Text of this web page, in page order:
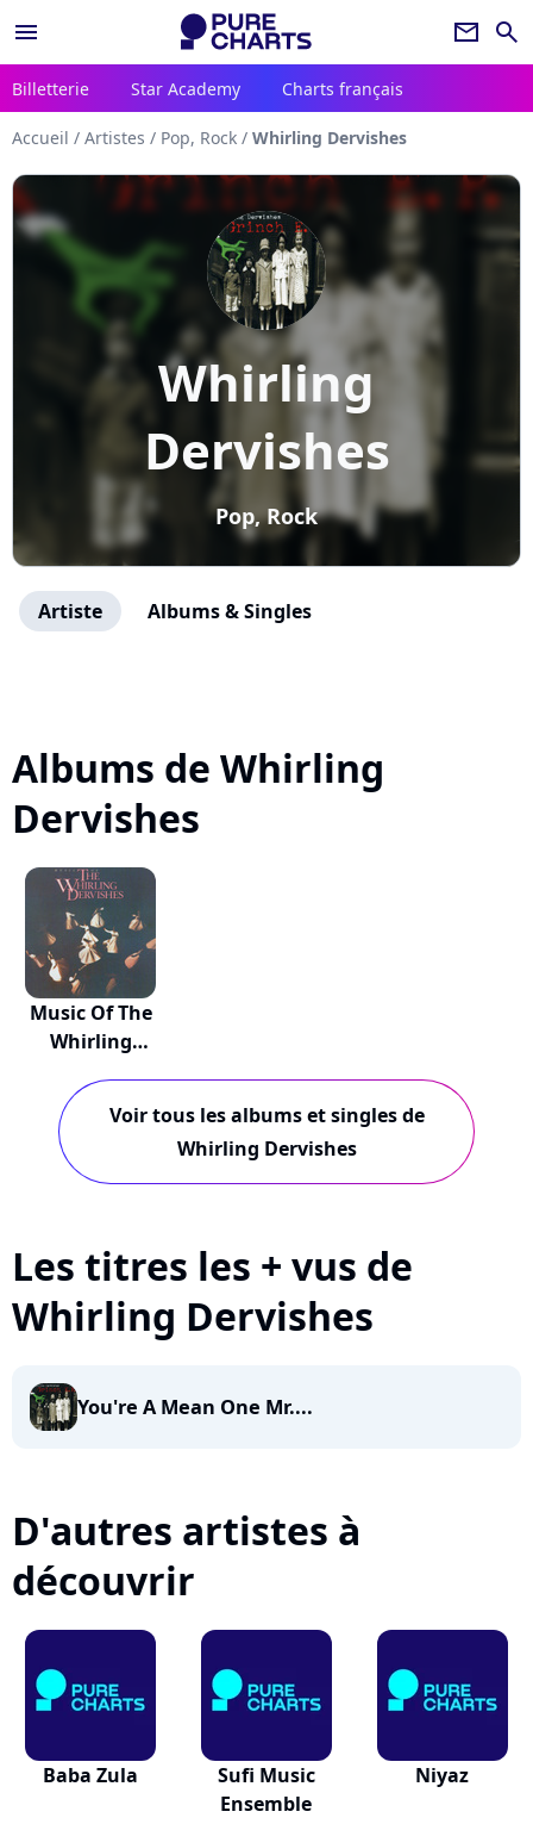
menu newsletter search
Billetterie Star Academy Charts français
Accueil / Artistes / Pop, Rock / Whirling Dervishes
Whirling
Dervishes
Pop, Rock
Artiste Albums & Singles
Albums de Whirling
Dervishes
Music Of The
Whirling
Voir tous les albums et singles de
Whirling Dervishes
Les titres les + vus de
Whirling Dervishes
You're A Mean One Mr....
D'autres artistes à
découvrir
Baba Zula
Sufi Music
Ensemble
Niyaz